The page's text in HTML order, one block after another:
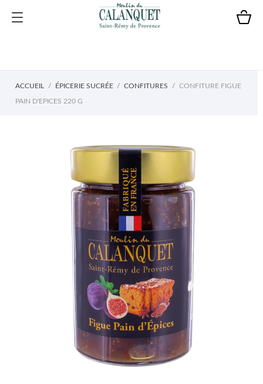
ACCUEIL ÉPICERIE SUCRÉE CONFITURES CONFITURE FIGUE
PAIN D'EPICES 220 G